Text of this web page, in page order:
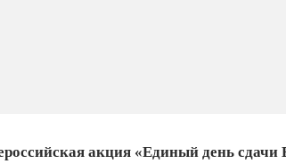
акция «Единый день